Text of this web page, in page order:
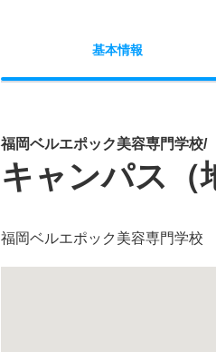
基本情報
福岡ベルエポック美容専門学校/
キャンパス（
福岡ベルエポック美容専門学校